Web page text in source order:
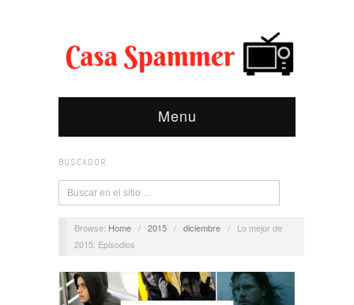
Menu
BUSCADOR
Browse: Home / 2015 / diciembre /
Lo mejor de
2015: Episodios